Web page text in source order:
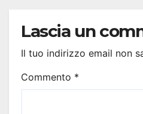
Lascia un
Il tuo indirizzo email non
Commento *